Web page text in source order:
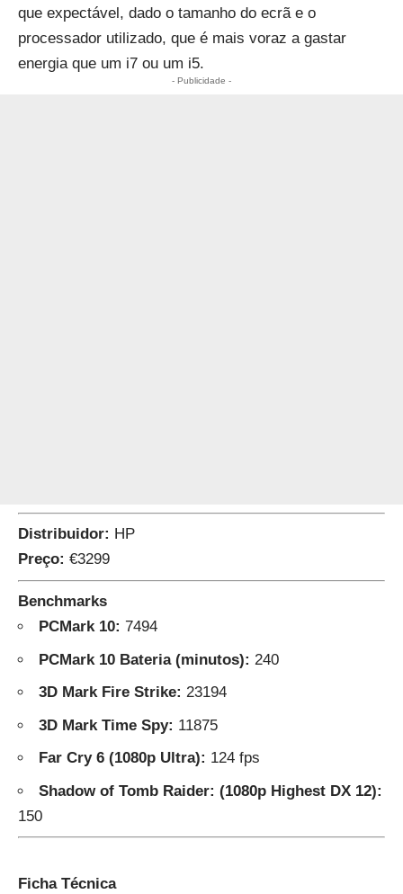
que expectável, dado o tamanho do ecrã e o
processador utilizado, que é mais voraz a gastar
energia que um i7 ou um i5.
- Publicidade -
Distribuidor: HP
Preço: €3299
Benchmarks
PCMark 10: 7494
PCMark 10 Bateria (minutos): 240
3D Mark Fire Strike: 23194
3D Mark Time Spy: 11875
Far Cry 6 (1080p Ultra): 124 fps
Shadow of Tomb Raider: (1080p Highest DX 12):
150
Ficha Técnica